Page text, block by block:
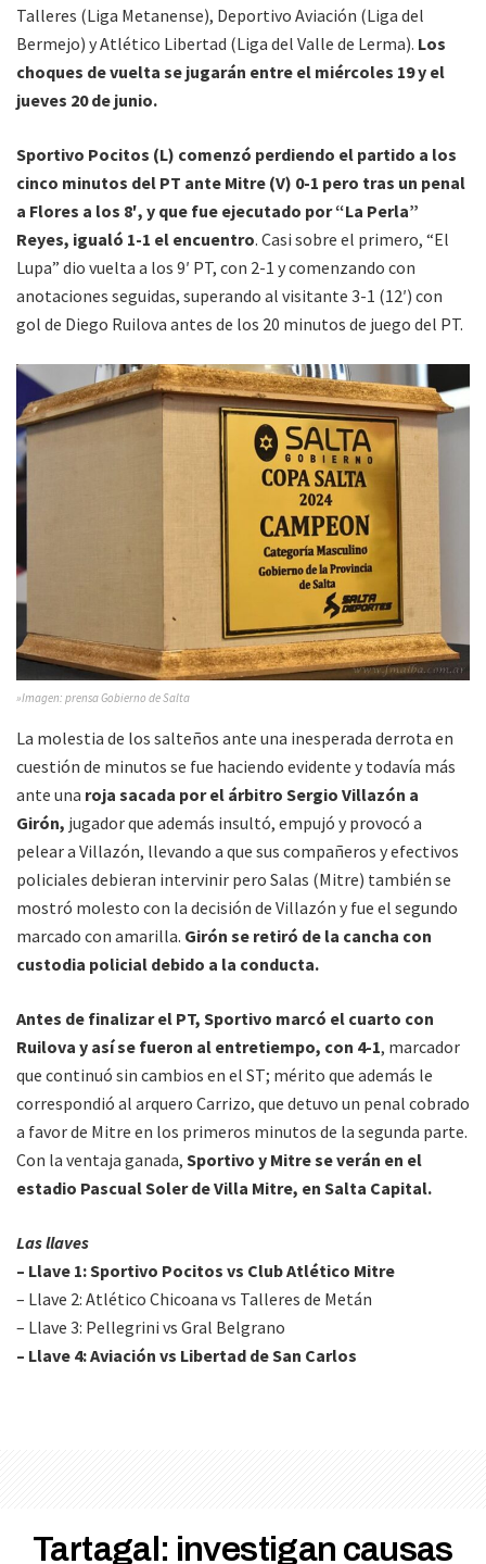
Talleres (Liga Metanense), Deportivo Aviación (Liga del
Bermejo) y Atlético Libertad (Liga del Valle de Lerma). Los
choques de vuelta se jugarán entre el miércoles 19 y el
jueves 20 de junio.
Sportivo Pocitos (L) comenzó perdiendo el partido a los
cinco minutos del PT ante Mitre (V) 0-1 pero tras un penal
a Flores a los 8′, y que fue ejecutado por “La Perla”
Reyes, igualó 1-1 el encuentro. Casi sobre el primero, “El
Lupa” dio vuelta a los 9′ PT, con 2-1 y comenzando con
anotaciones seguidas, superando al visitante 3-1 (12′) con
gol de Diego Ruilova antes de los 20 minutos de juego del PT.
»Imagen: prensa Gobierno de Salta
La molestia de los salteños ante una inesperada derrota en
cuestión de minutos se fue haciendo evidente y todavía más
ante una roja sacada por el árbitro Sergio Villazón a
Girón, jugador que además insultó, empujó y provocó a
pelear a Villazón, llevando a que sus compañeros y efectivos
policiales debieran intervinir pero Salas (Mitre) también se
mostró molesto con la decisión de Villazón y fue el segundo
marcado con amarilla. Girón se retiró de la cancha con
custodia policial debido a la conducta.
Antes de finalizar el PT, Sportivo marcó el cuarto con
Ruilova y así se fueron al entretiempo, con 4-1, marcador
que continuó sin cambios en el ST; mérito que además le
correspondió al arquero Carrizo, que detuvo un penal cobrado
a favor de Mitre en los primeros minutos de la segunda parte.
Con la ventaja ganada, Sportivo y Mitre se verán en el
estadio Pascual Soler de Villa Mitre, en Salta Capital.
Las llaves
– Llave 1: Sportivo Pocitos vs Club Atlético Mitre
– Llave 2: Atlético Chicoana vs Talleres de Metán
– Llave 3: Pellegrini vs Gral Belgrano
– Llave 4: Aviación vs Libertad de San Carlos
Tartagal: investigan causas